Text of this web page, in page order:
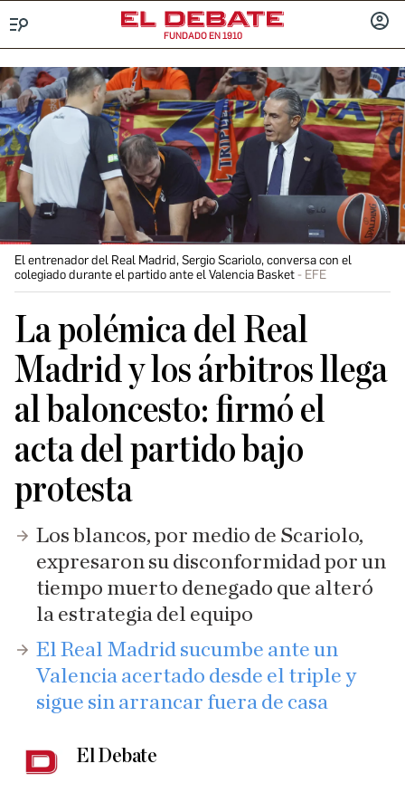
FUNDADO EN 1910
El entrenador del Real Madrid, Sergio Scariolo, conversa con el
colegiado durante el partido ante el Valencia Basket
EFE
La polémica del Real
Madrid y los árbitros llega
al baloncesto: firmó el
acta del partido bajo
protesta
Los blancos, por medio de Scariolo,
expresaron su disconformidad por un
tiempo muerto denegado que alteró
la estrategia del equipo
El Real Madrid sucumbe ante un
Valencia acertado desde el triple y
sigue sin arrancar fuera de casa
El Debate